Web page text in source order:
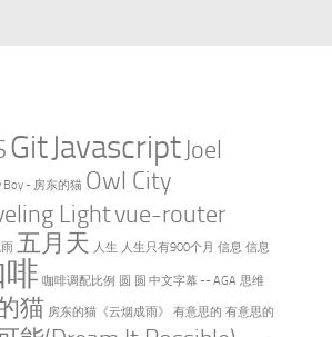
GitJavascript Joel
Boy - 房东的猫 Owl City
Lightvue-router
五月天 人生 人生只有900个月 信息 信息
咖啡调配比例 圆 圆 中文字幕 -- AGA 思维
猫 房东的猫《云烟成雨》 有意思的 有意思的